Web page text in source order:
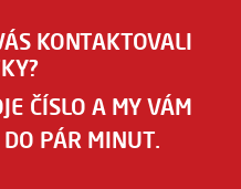
KONTAKTOVALI
ČÍSLO A MY VÁM
PÁR MINUT.